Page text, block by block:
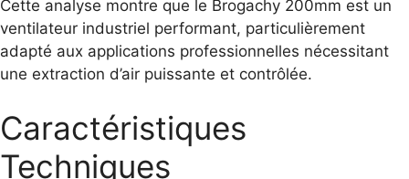
Cette analyse montre que le Brogachy 200mm est un
ventilateur industriel performant, particulièrement
adapté aux applications professionnelles nécessitant
une extraction d’air puissante et contrôlée.
Caractéristiques
Techniques